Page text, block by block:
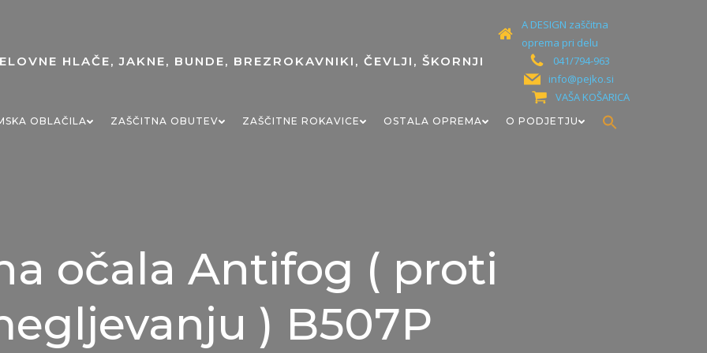
A DESIGN zaščitna
oprema pri delu
041/794-963
info@pejko.si
VAŠA KOŠARICA
OBLAČILA ZAŠČITNA OBUTEV ZAŠČITNE ROKAVICE OSTALA OPREMA O PODJETJU
očala Antifog ( proti
) B507P